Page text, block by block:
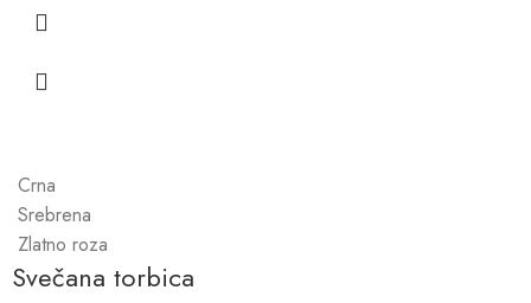
Crna
Srebrena
Zlatno roza
Svečana torbica